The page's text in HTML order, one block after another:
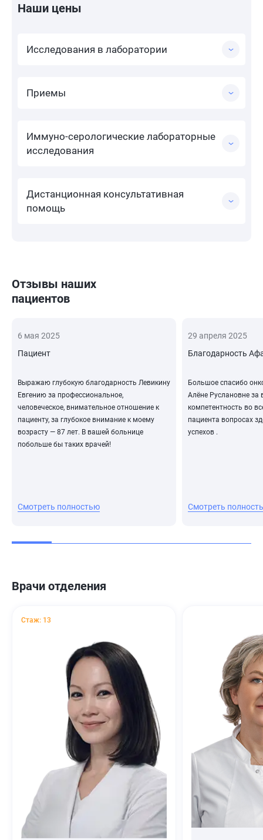
Наши цены
Исследования в лаборатории
Приемы
Иммуно-серологические лабораторные
исследования
Дистанционная консультативная
помощь
Отзывы наших
пациентов
6 мая 2025
Пациент
Выражаю глубокую благодарность Левикину
Евгению за профессиональное,
человеческое, внимательное отношение к
пациенту, за глубокое внимание к моему
возрасту — 87 лет. В вашей больнице
побольше бы таких врачей!
Смотреть полностью
29 апреля 2025
Благодарность
Большое спасибо
Алёне Руслановне за
компетентность во
пациента вопросах
успехов .
Смотреть
Врачи отделения
Стаж: 13